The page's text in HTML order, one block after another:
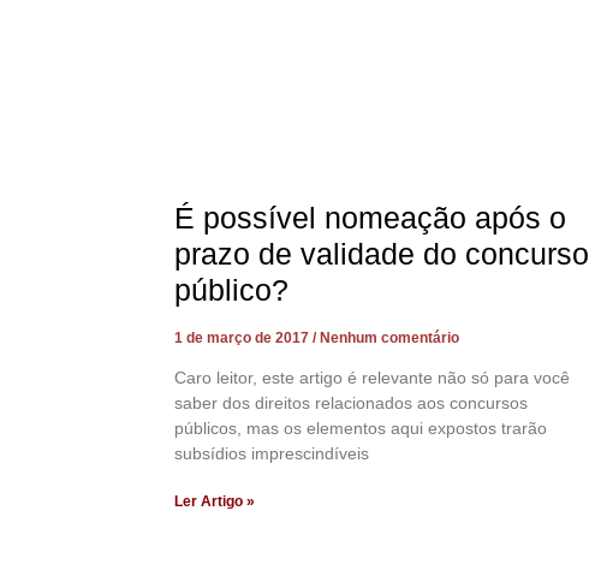
É possível nomeação após o
prazo de validade do concurso
público?
1 de março de 2017 Nenhum comentário
Caro leitor, este artigo é relevante não só para você
saber dos direitos relacionados aos concursos
públicos, mas os elementos aqui expostos trarão
subsídios imprescindíveis
Ler Artigo »